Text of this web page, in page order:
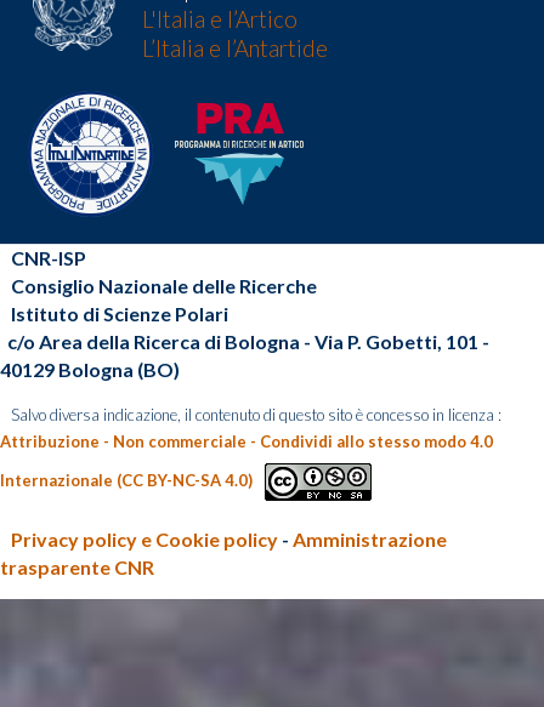
L'Italia e l’Artico
L’Italia e l’Antartide
CNR-ISP
Consiglio Nazionale delle Ricerche
Istituto di Scienze Polari
c/o Area della Ricerca di Bologna - Via P. Gobetti, 101 -
40129 Bologna (BO)
Salvo diversa indicazione, il contenuto di questo sito è concesso in licenza :
Attribuzione - Non commerciale - Condividi allo stesso modo 4.0
Internazionale (CC BY-NC-SA 4.0)
Privacy policy e Cookie policy - Amministrazione
trasparente CNR